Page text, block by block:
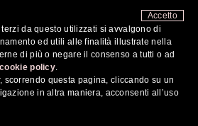
وذلك لضمان سلامة المستهلكين وتوفير
أن تكون العبوات قابلة لإعادة التدوير وصديقة
بالحفاظ على البيئة وتقليل تأثيرات النفايات البلاستيكية عليها.
Accetto
da questo utilizzati si avvalgono di
ed utili alle finalità illustrate nella
di più o negare il consenso a tutti o ad
cookie policy.
scorrendo questa pagina, cliccando su un
in altra maniera, acconsenti all’uso